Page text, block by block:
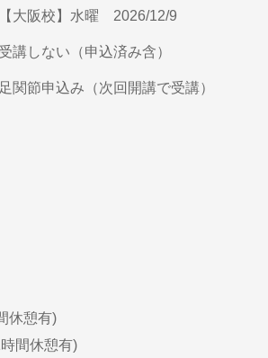
【大阪校】水曜 2026/12/9
受講しない（申込済み含）
足関節申込み（次回開講で受講）
憩有)
間休憩有)